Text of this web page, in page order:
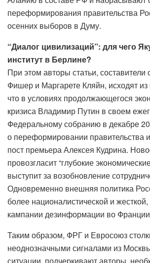
переформирования правительства
осенних выборов в Думу.
“Диалог цивилизаций”: для чего
институт в Берлине?
При этом авторы статьи,
Фишер и Маргарете Кляйн, исходят
что в условиях продолжающегося
кризиса Владимир Путин в своем
Федеральному собранию в декабре
о переформировании правительства
пост премьера Алексея Кудрина.
провозгласит “глубокие
выступит за возобновление
Одновременно внешняя политика
более националистической и
кампании дезинформации во
Таким образом, ФРГ и Евросоюз
неоднозначными сигналами из
ситуации, подчеркивают авторы,